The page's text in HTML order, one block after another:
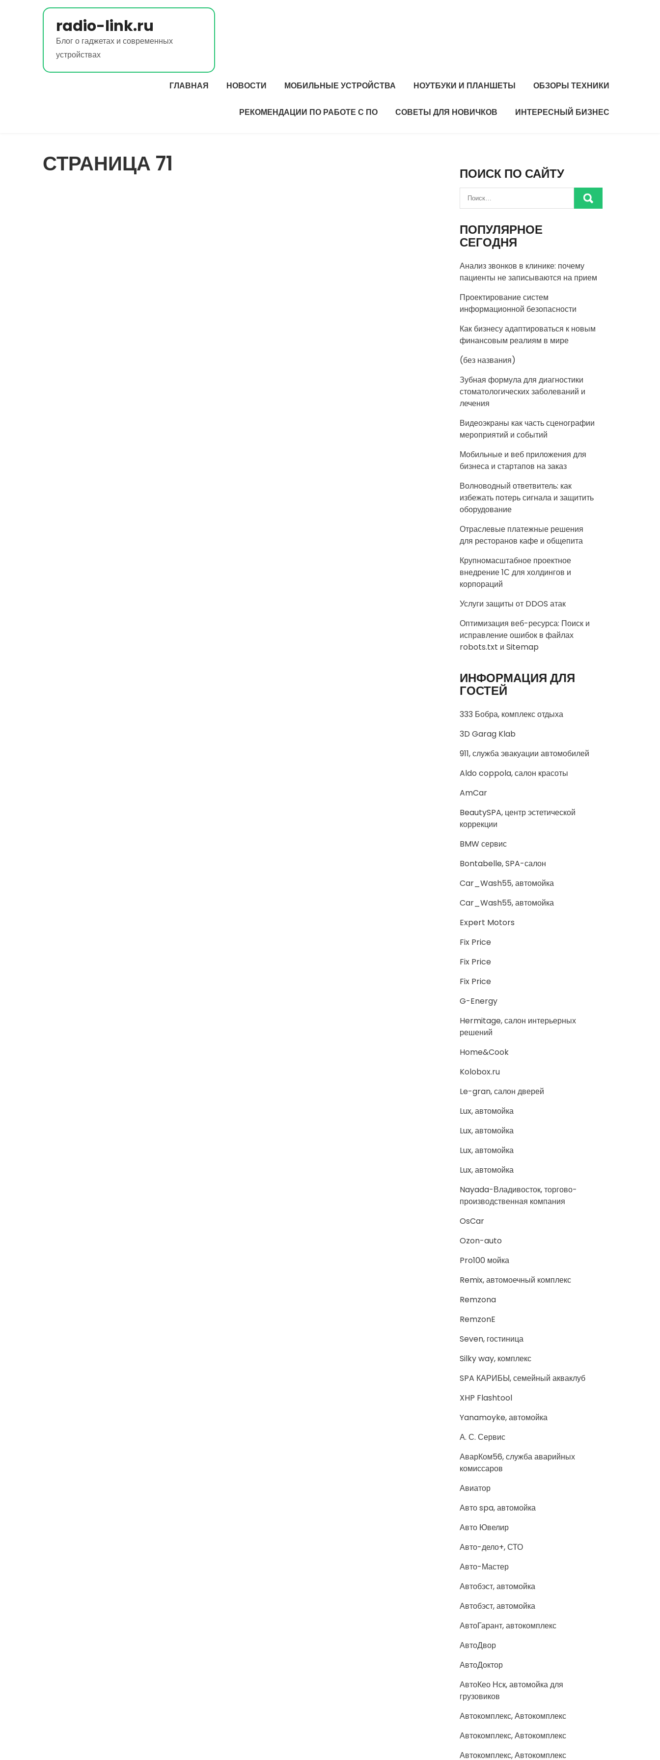
radio-link.ru
Блог о гаджетах и современных
устройствах
ГЛАВНАЯ НОВОСТИ МОБИЛЬНЫЕ УСТРОЙСТВА НОУТБУКИ И ПЛАНШЕТЫ ОБЗОРЫ ТЕХНИКИ
РЕКОМЕНДАЦИИ ПО РАБОТЕ С ПО СОВЕТЫ ДЛЯ НОВИЧКОВ ИНТЕРЕСНЫЙ БИЗНЕС
СТРАНИЦА 71 ПОИСК ПО САЙТУ
ПОПУЛЯРНОЕ
СЕГОДНЯ
Анализ звонков в клинике: почему
пациенты не записываются на прием
Проектирование систем
информационной безопасности
Как бизнесу адаптироваться к новым
финансовым реалиям в мире
(без названия)
Зубная формула для диагностики
стоматологических заболеваний и
лечения
Видеоэкраны как часть сценографии
мероприятий и событий
Мобильные и веб приложения для
бизнеса и стартапов на заказ
Волноводный ответвитель: как
избежать потерь сигнала и защитить
оборудование
Отраслевые платежные решения
для ресторанов кафе и общепита
Крупномасштабное проектное
внедрение 1С для холдингов и
корпораций
Услуги защиты от DDOS атак
Оптимизация веб-ресурса: Поиск и
исправление ошибок в файлах
robots.txt и Sitemap
ИНФОРМАЦИЯ ДЛЯ
ГОСТЕЙ
333 Бобра, комплекс отдыха
3D Garag Klab
911, служба эвакуации автомобилей
Aldo coppola, салон красоты
AmCar
BeautySPA, центр эстетической
коррекции
BMW сервис
Bontabelle, SPA-салон
Car_Wash55, автомойка
Car_Wash55, автомойка
Expert Motors
Fix Price
Fix Price
Fix Price
G-Energy
Hermitage, салон интерьерных
решений
Home&Cook
Kolobox.ru
Le-gran, салон дверей
Lux, автомойка
Lux, автомойка
Lux, автомойка
Lux, автомойка
Nayada-Владивосток, торгово-
производственная компания
OsCar
Ozon-auto
Pro100 мойка
Remix, автомоечный комплекс
Remzona
RemzonE
Seven, гостиница
Silky way, комплекс
SPA КАРИБЫ, семейный акваклуб
XHP Flashtool
Yanamoyke, автомойка
А. С. Сервис
АварКом56, служба аварийных
комиссаров
Авиатор
Авто spa, автомойка
Авто Ювелир
Авто-дело+, СТО
Авто-Мастер
Автобэст, автомойка
Автобэст, автомойка
АвтоГарант, автокомплекс
АвтоДвор
АвтоДоктор
АвтоКео Нск, автомойка для
грузовиков
Автокомплекс, Автокомплекс
Автокомплекс, Автокомплекс
Автокомплекс, Автокомплекс